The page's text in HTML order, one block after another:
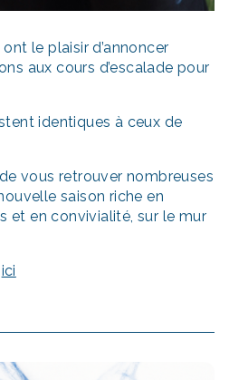
le plaisir d’annoncer
aux cours d’escalade pour
identiques à ceux de
vous retrouver nombreuses
saison riche en
et en convivialité, sur le mur
ici